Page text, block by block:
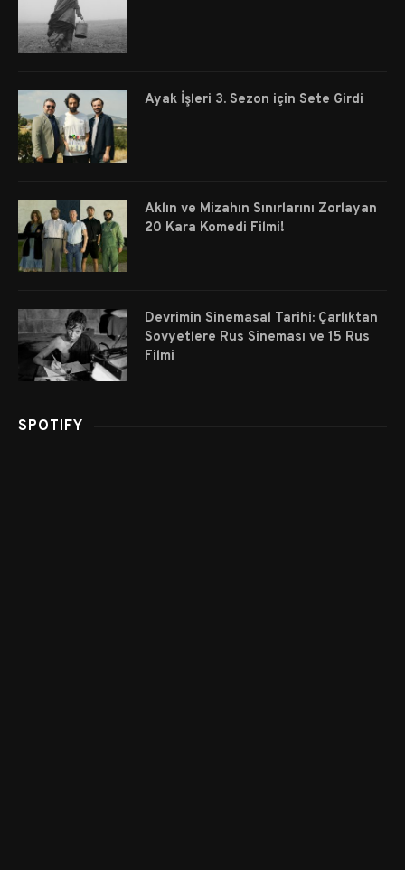
Ayak İşleri 3. Sezon için Sete Girdi
Aklın ve Mizahın Sınırlarını Zorlayan
20 Kara Komedi Filmi!
Devrimin Sinemasal Tarihi: Çarlıktan
Sovyetlere Rus Sineması ve 15 Rus
Filmi
SPOTIFY